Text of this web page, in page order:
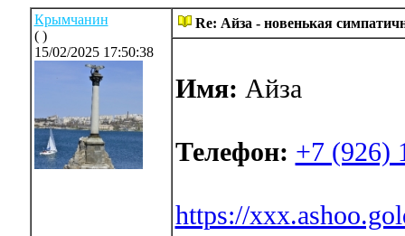
Крымчанин
( )
15/02/2025 17:50:38
Re: Айза - новенькая
Имя: Айза
Телефон: +7 (926)
https://